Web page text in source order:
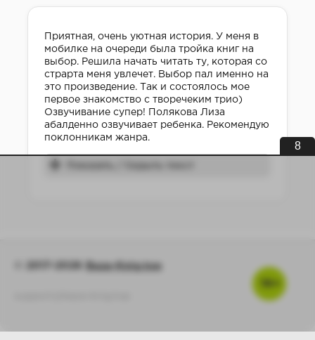
Приятная, очень уютная история. У меня в
мобилке на очереди была тройка книг на
выбор. Решила начать читать ту, которая со
страрта меня увлечет. Выбор пал именно на
это произведение. Так и состоялось мое
первое знакомство с творечеким трио)
Озвучивание супер! Полякова Лиза
абалденно озвучивает ребенка. Рекомендую
поклонникам жанра.
Baza-Knig.top
8